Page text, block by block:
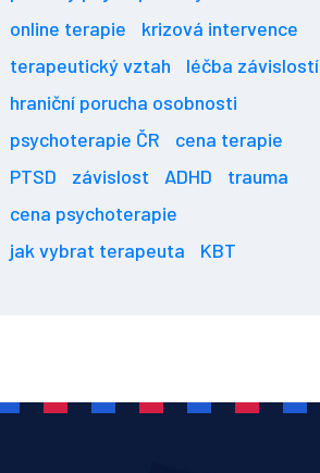
online terapie
krizová intervence
terapeutický vztah
léčba závislostí
hraniční porucha osobnosti
psychoterapie ČR
cena terapie
PTSD
závislost ADHD
trauma
cena psychoterapie
jak vybrat terapeuta
KBT